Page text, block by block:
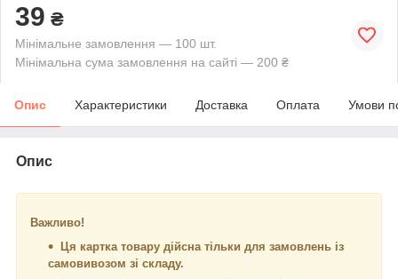
39 ₴
Мінімальне замовлення — 100 шт.
Мінімальна сума замовлення на сайті — 200 ₴
Опис Характеристики Доставка Оплата Умови
Опис
Важливо!
Ця картка товару дійсна тільки для замовлень із
самовивозом зі складу.